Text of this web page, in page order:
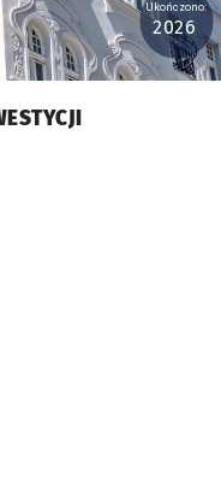
Ukończono:
2026